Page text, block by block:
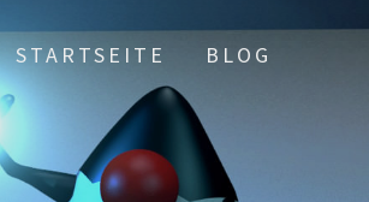
STARTSEITE BLOG